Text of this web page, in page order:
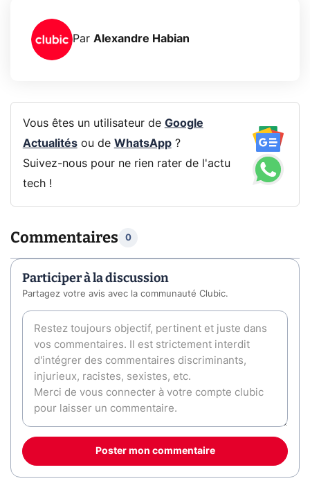
Par Alexandre Habian
Vous êtes un utilisateur de Google
Actualitésou de WhatsApp?
Suivez-nous pour ne rien rater de l'actu
tech !
Commentaires 0
Participer à la discussion
Partagez votre avis avec la communauté Clubic.
Poster mon commentaire